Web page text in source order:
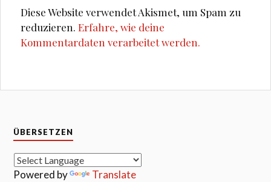
Diese Website verwendet Akismet, um Spam zu
reduzieren.Erfahre, wie deine
Kommentardaten verarbeitet werden.
ÜBERSETZEN
Powered by Translate